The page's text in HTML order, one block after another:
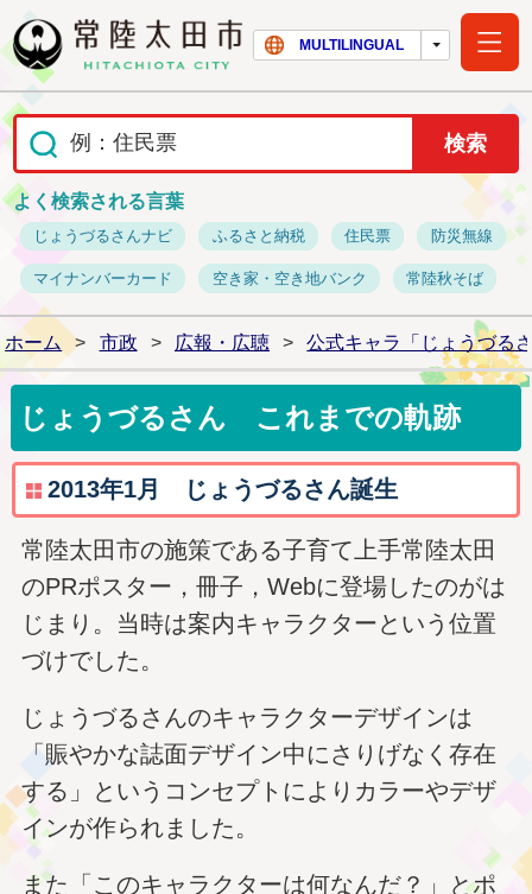
常陸太田市ホー
MULTILINGUAL
よく検索される言葉
じょうづるさんナビ ふるさと納税 住民票 防災無線
マイナンバーカード 空き家・空き地バンク 常陸秋そば
ホーム > 市政 > 広報・広聴 > 公式キャラ「じょうづる
じょうづるさん これまでの軌跡
2013年1月 じょうづるさん誕生
常陸太田市の施策である子育て上手常陸太田
のPRポスター，冊子，Webに登場したのがは
じまり。当時は案内キャラクターという位置
づけでした。
じょうづるさんのキャラクターデザインは
「賑やかな誌面デザイン中にさりげなく存在
する」というコンセプトによりカラーやデザ
インが作られました。
また「このキャラクターは何なんだ？」とポ